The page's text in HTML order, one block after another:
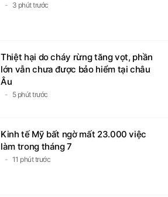
3 phút trước
Thiệt hại do cháy rừng tăng vọt, phần
lớn vẫn chưa được bảo hiểm tại châu
Âu
5 phút trước
Kinh tế Mỹ bất ngờ mất 23.000 việc
làm trong tháng 7
11 phút trước